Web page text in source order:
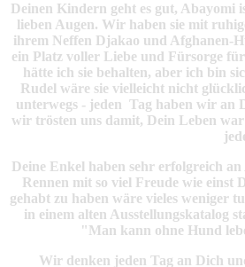
Deinen Kindern geht es gut, Abayomi
lieben Augen. Wir haben sie mit
ihrem Neffen Djakao und Afghanen-
ein Platz voller Liebe und Fürsorge
hätte ich sie behalten, aber ich bin
Rudel wäre sie vielleicht nicht
unterwegs - jeden Tag haben wir an
wir trösten uns damit, Dein Leben
Deine Enkel haben sehr erfolgreich
Rennen mit so viel Freude wie einst
gehabt zu haben wäre vieles weniger
in einem alten Ausstellungskatalog
"Man kann ohne Hund
Wir denken jeden Tag an Dich